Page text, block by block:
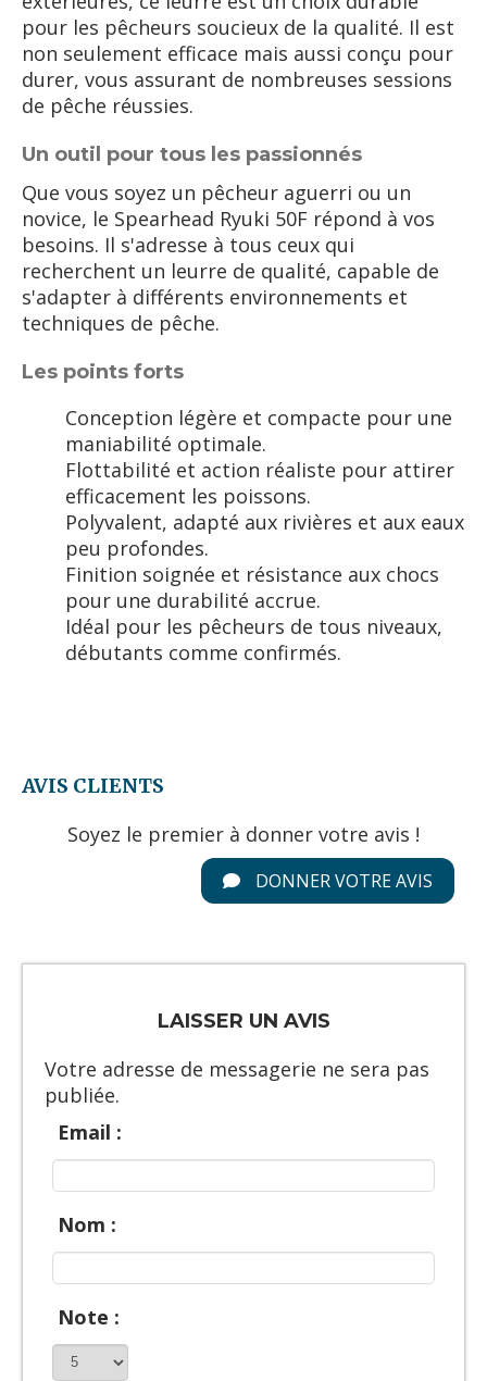
pour les pêcheurs soucieux de la qualité. Il est
non seulement efficace mais aussi conçu pour
durer, vous assurant de nombreuses sessions
de pêche réussies.
Un outil pour tous les passionnés
Que vous soyez un pêcheur aguerri ou un
novice, le Spearhead Ryuki 50F répond à vos
besoins. Il s'adresse à tous ceux qui
recherchent un leurre de qualité, capable de
s'adapter à différents environnements et
techniques de pêche.
Les points forts
Conception légère et compacte pour une
maniabilité optimale.
Flottabilité et action réaliste pour attirer
efficacement les poissons.
Polyvalent, adapté aux rivières et aux eaux
peu profondes.
Finition soignée et résistance aux chocs
pour une durabilité accrue.
Idéal pour les pêcheurs de tous niveaux,
débutants comme confirmés.
AVIS CLIENTS
Soyez le premier à donner votre avis !
DONNER VOTRE AVIS
LAISSER UN AVIS
Votre adresse de messagerie ne sera pas
publiée.
Email :
Nom :
Note :